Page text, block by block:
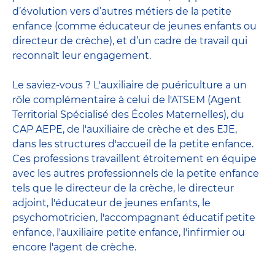
d’évolution vers d’autres métiers de la petite
enfance (comme éducateur de jeunes enfants ou
directeur de crèche), et d’un cadre de travail qui
reconnaît leur engagement.
Le saviez-vous ? L'auxiliaire de puériculture a un
rôle complémentaire à celui de l'ATSEM (Agent
Territorial Spécialisé des Écoles Maternelles), du
CAP AEPE, de l'auxiliaire de crèche et des EJE,
dans les structures d'accueil de la petite enfance.
Ces professions travaillent étroitement en équipe
avec les autres professionnels de la petite enfance
tels que le directeur de la crèche, le directeur
adjoint, l'éducateur de jeunes enfants, le
psychomotricien, l'accompagnant éducatif petite
enfance, l'auxiliaire petite enfance, l'infirmier ou
encore l'agent de crèche.